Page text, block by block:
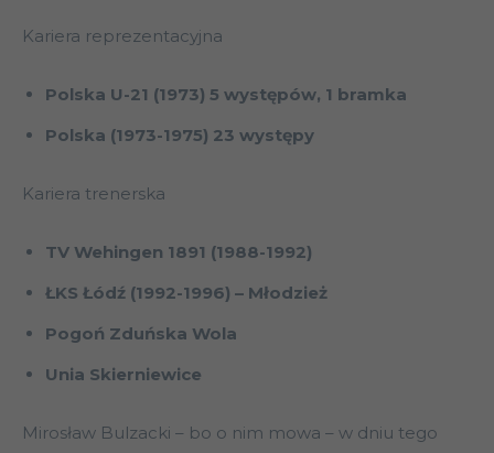
Kariera reprezentacyjna
Polska U-21 (1973) 5 występów, 1 bramka
Polska (1973-1975) 23 występy
Kariera trenerska
TV Wehingen 1891 (1988-1992)
ŁKS Łódź (1992-1996) – Młodzież
Pogoń Zduńska Wola
Unia Skierniewice
Mirosław Bulzacki – bo o nim mowa – w dniu tego